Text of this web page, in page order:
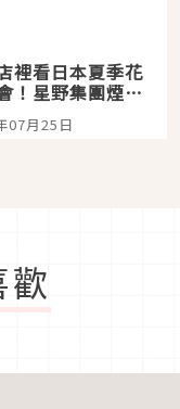
裡看日本夏季花
！星野集團煙火
店6選，讓你不用
悠閒欣賞
07月25日